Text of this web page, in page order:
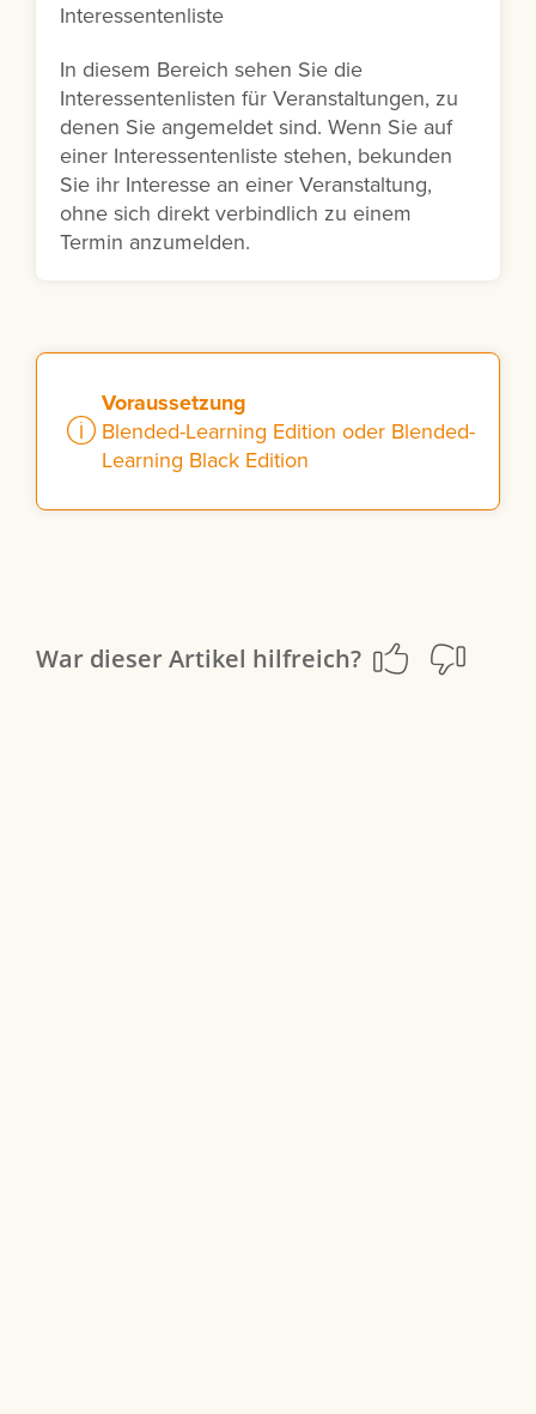
Interessentenliste
In diesem Bereich sehen Sie die
Interessentenlisten für Veranstaltungen, zu
denen Sie angemeldet sind. Wenn Sie auf
einer Interessentenliste stehen, bekunden
Sie ihr Interesse an einer Veranstaltung,
ohne sich direkt verbindlich zu einem
Termin anzumelden.
Voraussetzung
Blended-Learning Edition oder Blended-
Learning Black Edition
War dieser Artikel hilfreich?